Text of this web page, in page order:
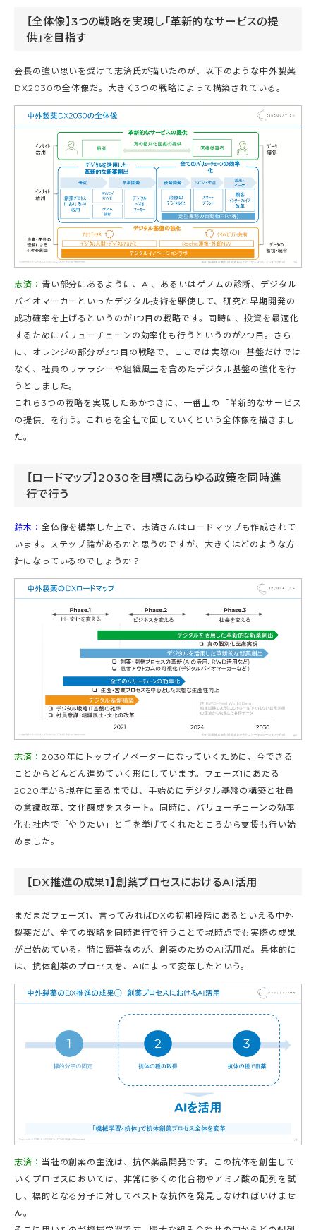
【全体像】3つの戦略を実現し「革新的なサービスの提
供」を目指す
会長の強い思いを受けて志済氏が描いたのが、以下のような中外製薬
DX2030の全体像だ。大きく3つの戦略によって構築されている。
志済： 青い部分にあるように、AI、あるいはゲノムの診断、デジタル
バイオマーカーといったデジタル技術を駆使して、研究と早期開発の
成功確率を上げるというのが1つ目の戦略です。同時に、投資を最適化
するためにバリューチェーンの効率化も行うというのが2つ目。さら
に、オレンジの部分が3つ目の戦略で、ここでは実際のIT基盤だけでは
なく、社員のリテラシーや組織風土を含めたデジタル基盤の強化を行
うとしました。
これら3つの戦略を実現したあかつきに、一番上の「革新的なサービス
の提供」を行う。これらを全社で回していくという全体像を描きまし
た。
【ロードマップ】2030を目標にあらゆる政策を同時進
行で行う
鈴木： 全体像を構築した上で、志済さんはロードマップも作成されて
います。ステップ論があるかと思うのですが、大きくはどのような方
針になっているのでしょうか？
志済： 2030年にトップイノベーターになっていくために、今できる
ことからどんどん進めていく形にしています。フェーズ1にあたる
2020年から現在に至るまでは、手始めにデジタル基盤の構築と社員
の意識改革、文化醸成をスタート。同時に、バリューチェーンの効率
化も社内で「やりたい」と手を挙げてくれたところから支援も行い始
めました。
【DX推進の成果1】創薬プロセスにおけるAI活用
まだまだフェーズ1、言ってみればDXの初期段階にあるといえる中外
製薬だが、全ての戦略を同時進行で行うことで現時点でも実際の成果
が出始めている。特に顕著なのが、創薬のためのAI活用だ。具体的に
は、抗体創薬のプロセスを、AIによって変革したという。
志済： 当社の創薬の主流は、抗体薬品開発です。この抗体を創生して
いくプロセスにおいては、非常に多くの化合物やアミノ酸の配列を試
し、標的となる分子に対してベストな抗体を発見しなければいけませ
ん。